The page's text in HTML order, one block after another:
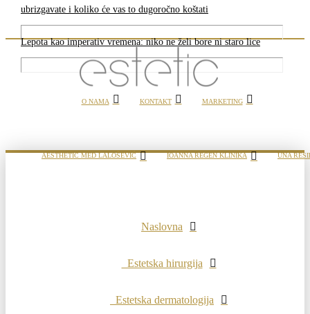
ubrizgavate i koliko će vas to dugoročno koštati
Lepota kao imperativ vremena: niko ne želi bore ni staro lice
O NAMA KONTAKT MARKETING
AESTHETIC MED LALOŠEVIĆ IOANNA REGEN KLINIKA UNA
Naslovna
Estetska hirurgija
Estetska dermatologija